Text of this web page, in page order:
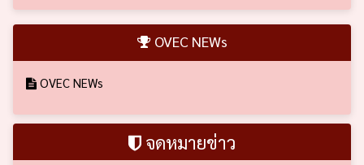
OVEC NEWs
OVEC NEWs
จดหมายข่าว